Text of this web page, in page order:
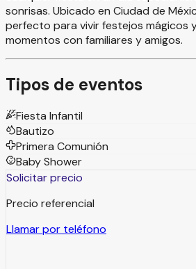
sonrisas. Ubicado en Ciudad de
perfecto para vivir festejos mágicos
momentos con familiares y amigos.
Tipos de eventos
Fiesta Infantil
Bautizo
Primera Comunión
Baby Shower
Solicitar precio
Precio referencial
Llamar por teléfono